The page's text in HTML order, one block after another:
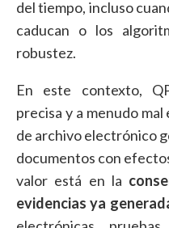
del tiempo, incluso
caducan o los
robustez.
En este contexto,
precisa y a menudo
de archivo electrónico
documentos con
valor está en la
evidencias ya